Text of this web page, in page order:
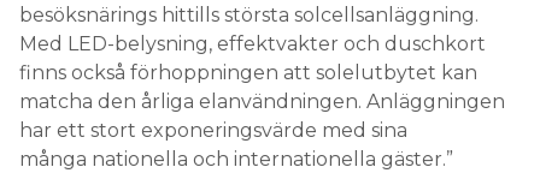
besöksnärings hittills största solcellsanläggning.
Med LED-belysning, effektvakter och duschkort
finns också förhoppningen att solelutbytet kan
matcha den årliga elanvändningen. Anläggningen
har ett stort exponeringsvärde med sina
många nationella och internationella gäster.”